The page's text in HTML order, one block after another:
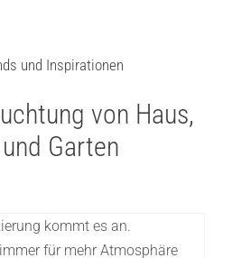
und Inspirationen
von Haus,
Garten
Wohnzimmer richtig